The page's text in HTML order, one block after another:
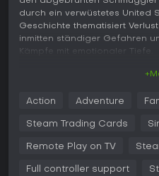
durch ein verwüstetes United
Geschichte thematisiert
inmitten ständiger Gefahren
Kämpfe mit emotionaler Tiefe.
Erkundung und Kämpfe in
Umgebungen. Du steuerst
wie Runners und Clickers, die
Werkzeugen gilt es, mit
Action Adventure
Steam Trading Cards
Remote Play on TV
Full controller support